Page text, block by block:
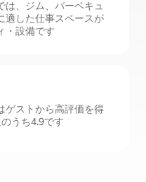
は、ジム、バーベキュ
適した仕事スペースが
・設備です
ゲストから高評価を得
うち4.9です